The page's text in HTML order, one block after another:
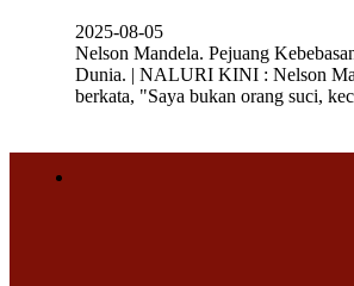
2025-08-05
Nelson Mandela. Pejuang
Dunia. | NALURI KINI : Nelson
berkata, "Saya bukan orang suci,